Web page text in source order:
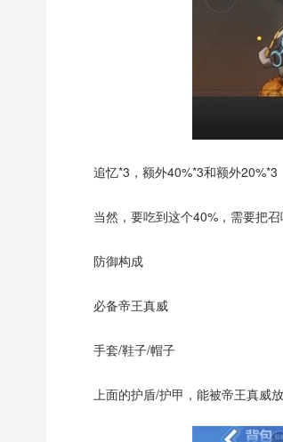
追忆*3，额外40%*3和额外20%*3
当然，要吃到这个40%，需要把
防御构成
必备帝王真威
手套/鞋子/帽子
上面的护盾/护甲，能被帝王真威